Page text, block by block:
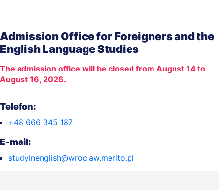
Admission Office for Foreigners and the
English Language Studies
The admission office will be closed from August 14 to
August 16, 2026.
Telefon:
+48 666 345 187
E-mail:
studyinenglish@wroclaw.merito.pl